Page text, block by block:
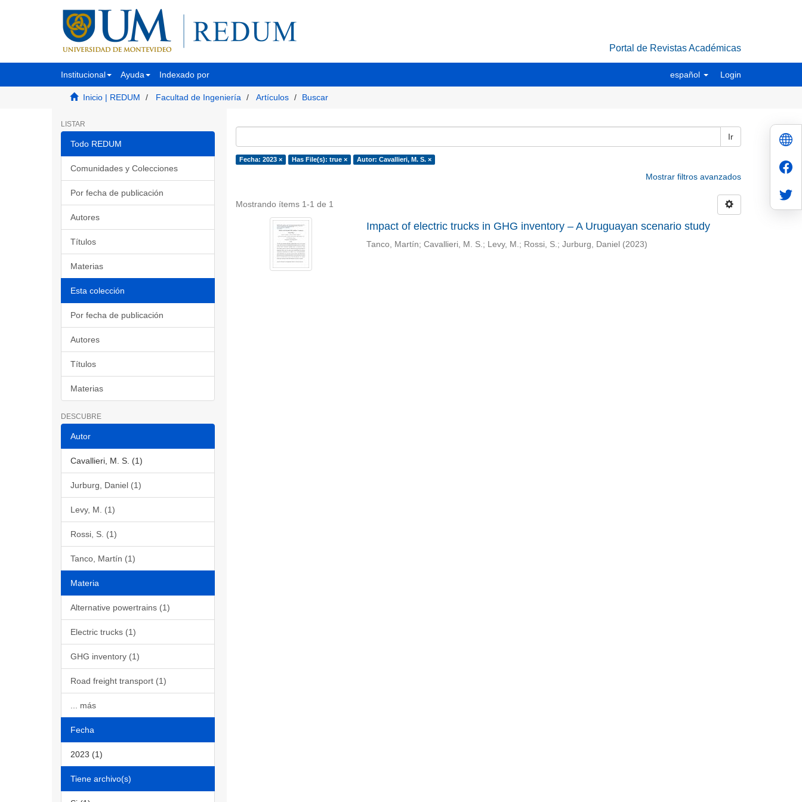
Portal de Revistas Académicas
Institucional Ayuda Indexado por español Login
Inicio | REDUM Facultad de Ingeniería Artículos Buscar
LISTAR
Todo REDUM
Comunidades y Colecciones
Por fecha de publicación
Autores
Títulos
Materias
Esta colección
Por fecha de publicación
Autores
Títulos
Materias
DESCUBRE
Autor
Cavallieri, M. S. (1)
Jurburg, Daniel (1)
Levy, M. (1)
Rossi, S. (1)
Tanco, Martín (1)
Materia
Alternative powertrains (1)
Electric trucks (1)
GHG inventory (1)
Road freight transport (1)
... más
Fecha
2023 (1)
Tiene archivo(s)
Ir
Fecha: 2023 × Has File(s): true × Autor: Cavallieri, M. S. ×
Mostrar filtros avanzados
Mostrando ítems 1-1 de 1
Impact of electric trucks in GHG inventory – A Uruguayan scenario study
Tanco, Martín; Cavallieri, M. S.; Levy, M.; Rossi, S.; Jurburg, Daniel (2023)